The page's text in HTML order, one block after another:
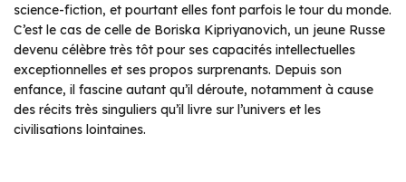
science-fiction, et pourtant elles font parfois le tour du monde.
C’est le cas de celle de Boriska Kipriyanovich, un jeune Russe
devenu célèbre très tôt pour ses capacités intellectuelles
exceptionnelles et ses propos surprenants. Depuis son
enfance, il fascine autant qu’il déroute, notamment à cause
des récits très singuliers qu’il livre sur l’univers et les
civilisations lointaines.